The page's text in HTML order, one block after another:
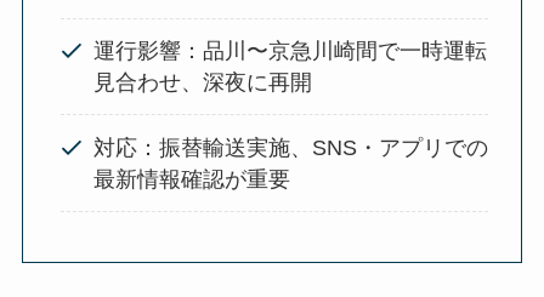
運行影響：品川〜京急川崎間で一時運転
見合わせ、深夜に再開
対応：振替輸送実施、SNS・アプリでの
最新情報確認が重要